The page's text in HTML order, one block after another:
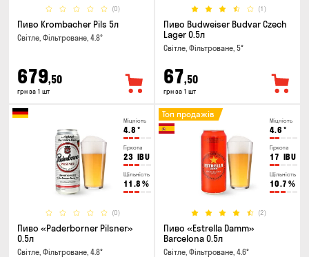
(0)
Пиво Krombacher Pils 5л
Світле, Фільтроване, 4.8°
679,50
грн за 1 шт
(1)
Пиво Budweiser Budvar Czech
Lager 0.5л
Світле, Фільтроване, 5°
67,50
грн за 1 шт
Міцність
4.8 °
Гіркота
23 IBU
Щільність
11.8 %
(0)
Пиво «Paderborner Pilsner»
0.5л
Світле, Фільтроване, 4.8°
Міцність
4.6 °
Гіркота
17 IBU
Щільність
10.7 %
(2)
Топ продажів
Пиво «Estrella Damm»
Barcelona 0.5л
Світле, Фільтроване, 4.6°